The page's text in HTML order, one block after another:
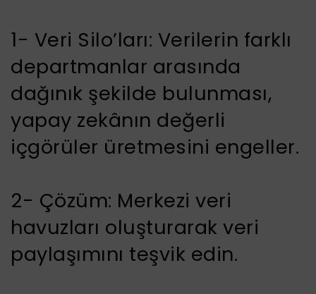
1- Veri Silo’ları: Verilerin farklı
departmanlar arasında
dağınık şekilde bulunması,
yapay zekânın değerli
içgörüler üretmesini engeller.
2- Çözüm: Merkezi veri
havuzları oluşturarak veri
paylaşımını teşvik edin.